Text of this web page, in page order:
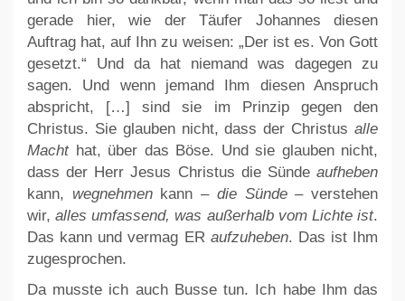
gerade hier, wie der Täufer Johannes diesen
Auftrag hat, auf Ihn zu weisen: „Der ist es. Von Gott
gesetzt.“ Und da hat niemand was dagegen zu
sagen. Und wenn jemand Ihm diesen Anspruch
abspricht, […] sind sie im Prinzip gegen den
Christus. Sie glauben nicht, dass der Christus alle
Machthat, über das Böse. Und sie glauben nicht,
dass der Herr Jesus Christus die Sünde aufheben
kann, wegnehmenkann – die Sünde– verstehen
wir,alles umfassend, was außerhalb vom Lichte ist.
Das kann und vermag ER aufzuheben. Das ist Ihm
zugesprochen.
Da musste ich auch Busse tun. Ich habe Ihm das